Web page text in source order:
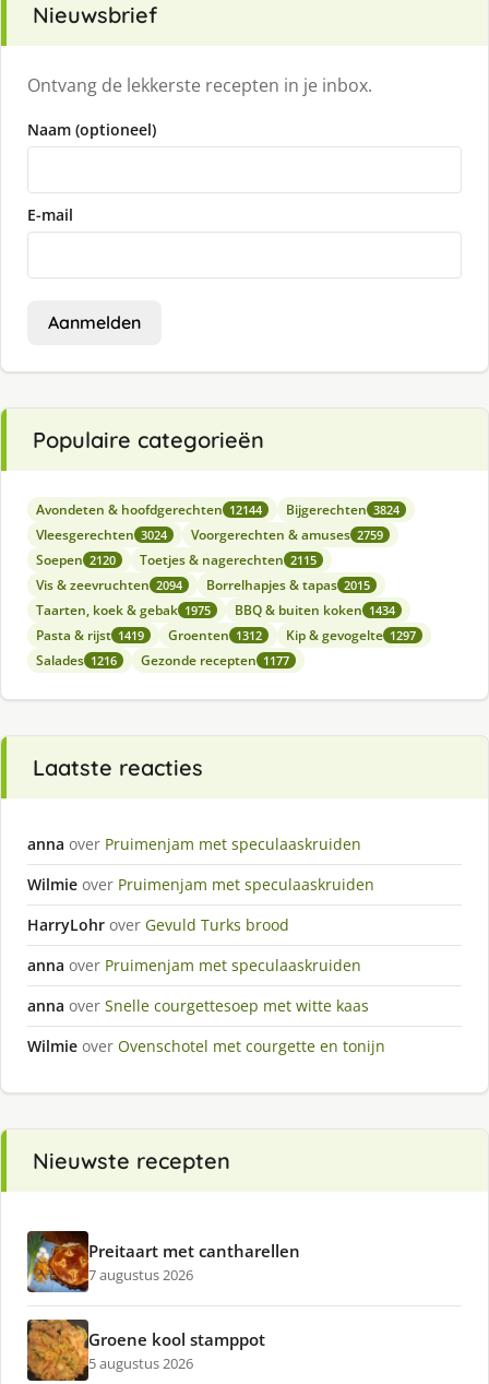
Nieuwsbrief
Ontvang de lekkerste recepten in je inbox.
Naam (optioneel)
E-mail
Aanmelden
Populaire categorieën
Avondeten & hoofdgerechten 12144 Bijgerechten 3824
Vleesgerechten 3024 Voorgerechten & amuses 2759
Soepen 2120 Toetjes & nagerechten 2115
Vis & zeevruchten 2094 Borrelhapjes & tapas 2015
Taarten, koek & gebak 1975 BBQ & buiten koken 1434
Pasta & rijst 1419 Groenten 1312 Kip & gevogelte 1297
Salades 1216 Gezonde recepten 1177
Laatste reacties
anna over Pruimenjam met speculaaskruiden
Wilmie over Pruimenjam met speculaaskruiden
HarryLohr over Gevuld Turks brood
anna over Pruimenjam met speculaaskruiden
anna over Snelle courgettesoep met witte kaas
Wilmie over Ovenschotel met courgette en tonijn
Nieuwste recepten
Preitaart met cantharellen
7 augustus 2026
Groene kool stamppot
5 augustus 2026